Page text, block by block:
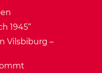
1945“
Vilsbiburg –